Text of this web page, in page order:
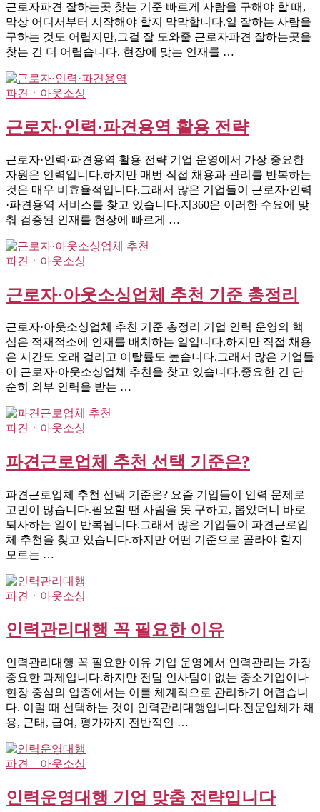
근로자파견 잘하는곳 찾는 기준 빠르게 사람을 구해야 할 때,
막상 어디서부터 시작해야 할지 막막합니다.일 잘하는 사람을
구하는 것도 어렵지만,그걸 잘 도와줄 근로자파견 잘하는곳을
찾는 건 더 어렵습니다. 현장에 맞는 인재를 …
파견ㆍ아웃소싱
근로자·인력·파견용역 활용 전략
근로자·인력·파견용역 활용 전략 기업 운영에서 가장 중요한
자원은 인력입니다.하지만 매번 직접 채용과 관리를 반복하는
것은 매우 비효율적입니다.그래서 많은 기업들이 근로자·인력
·파견용역 서비스를 찾고 있습니다.지360은 이러한 수요에 맞
춰 검증된 인재를 현장에 빠르게 …
파견ㆍ아웃소싱
근로자·아웃소싱업체 추천 기준 총정리
근로자·아웃소싱업체 추천 기준 총정리 기업 인력 운영의 핵
심은 적재적소에 인재를 배치하는 일입니다.하지만 직접 채용
은 시간도 오래 걸리고 이탈률도 높습니다.그래서 많은 기업들
이 근로자·아웃소싱업체 추천을 찾고 있습니다.중요한 건 단
순히 외부 인력을 받는 …
파견ㆍ아웃소싱
파견근로업체 추천 선택 기준은?
파견근로업체 추천 선택 기준은? 요즘 기업들이 인력 문제로
고민이 많습니다.필요할 땐 사람을 못 구하고, 뽑았더니 바로
퇴사하는 일이 반복됩니다.그래서 많은 기업들이 파견근로업
체 추천을 찾고 있습니다.하지만 어떤 기준으로 골라야 할지
모르는 …
파견ㆍ아웃소싱
인력관리대행 꼭 필요한 이유
인력관리대행 꼭 필요한 이유 기업 운영에서 인력관리는 가장
중요한 과제입니다.하지만 전담 인사팀이 없는 중소기업이나
현장 중심의 업종에서는 이를 체계적으로 관리하기 어렵습니
다. 이럴 때 선택하는 것이 인력관리대행입니다.전문업체가 채
용, 근태, 급여, 평가까지 전반적인 …
파견ㆍ아웃소싱
인력운영대행 기업 맞춤 전략입니다